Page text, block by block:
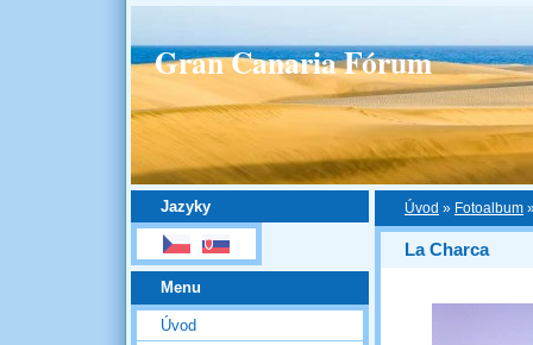
Gran Canaria Fórum
Jazyky
Menu
Úvod
Úvod » Fotoalbum
La Charca